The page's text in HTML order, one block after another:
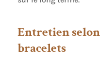
Entretien
bracelets